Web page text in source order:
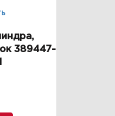
389447-